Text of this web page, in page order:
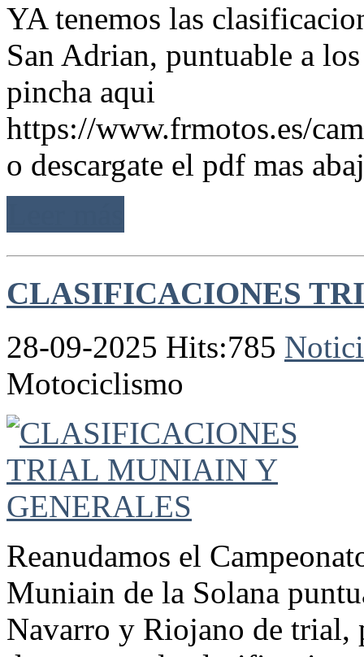
YA tenemos las
San Adrian, puntuable a
pincha aqui
https://www.frmotos.es/
o descargate el pdf mas
CLASIFICACIONES
28-09-2025 Hits:785
Motociclismo
Reanudamos el
Muniain de la Solana
Navarro y Riojano de trial,